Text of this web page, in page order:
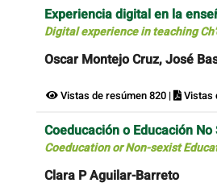
Experiencia digital en la
Digital experience in teaching
Oscar Montejo Cruz, José
Vistas de resúmen 820 | Vistas
Coeducación o Educación
Coeducation or Non-sexist
Clara P Aguilar-Barreto